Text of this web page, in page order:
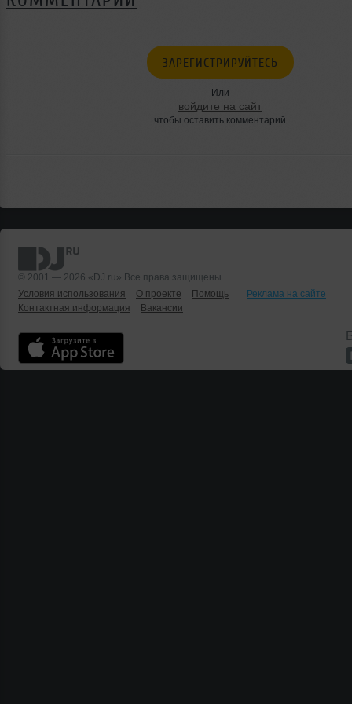
ЗАРЕГИСТРИРУЙТЕСЬ
Или
войдите на сайт
чтобы оставить комментарий
© 2001 — 2026 «DJ.ru» Все права защищены.
Условия использования
О проекте Помощь
Реклама на сайте
Контактная информация
Вакансии